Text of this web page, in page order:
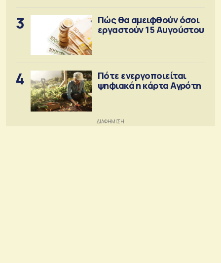
3
Πώς θα αμειφθούν όσοι
εργαστούν 15 Αυγούστου
4
Πότε ενεργοποιείται
ψηφιακά η κάρτα Αγρότη